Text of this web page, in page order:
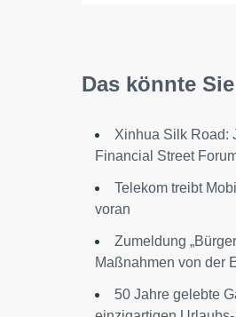
Das könnte
Xinhua Silk Road:
Financial Street
Telekom treibt
voran
Zumeldung
Maßnahmen von der
50 Jahre gelebte